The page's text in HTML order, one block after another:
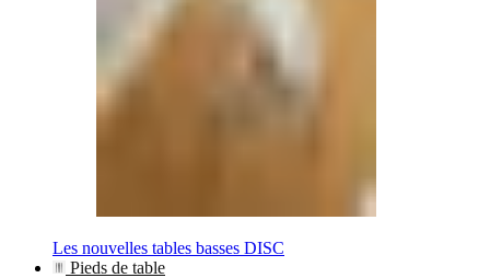
Les nouvelles tables basses DISC
Pieds de table